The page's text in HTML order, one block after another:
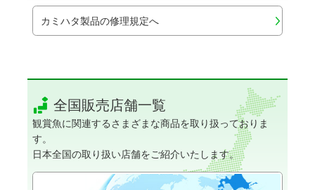
全国販売店舗一覧
観賞魚に関連するさまざまな商品を取り扱っておりま
す。
日本全国の取り扱い店舗をご紹介いたします。
カミハタ製品の修理規定へ